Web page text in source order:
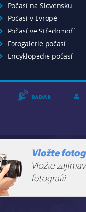
Počasí na Slovensku
Počasí v Evropě
Počasí ve Středomoří
Fotogalerie počasí
Encyklopedie počasí
RADAR